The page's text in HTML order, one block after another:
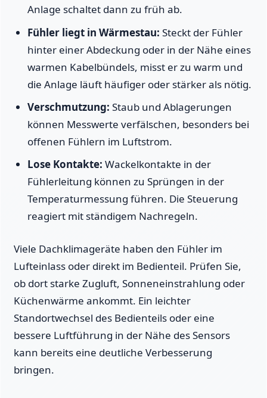
Anlage schaltet dann zu früh ab.
Fühler liegt in Wärmestau: Steckt der Fühler
hinter einer Abdeckung oder in der Nähe eines
warmen Kabelbündels, misst er zu warm und
die Anlage läuft häufiger oder stärker als nötig.
Verschmutzung: Staub und Ablagerungen
können Messwerte verfälschen, besonders bei
offenen Fühlern im Luftstrom.
Lose Kontakte: Wackelkontakte in der
Fühlerleitung können zu Sprüngen in der
Temperaturmessung führen. Die Steuerung
reagiert mit ständigem Nachregeln.
Viele Dachklimageräte haben den Fühler im
Lufteinlass oder direkt im Bedienteil. Prüfen Sie,
ob dort starke Zugluft, Sonneneinstrahlung oder
Küchenwärme ankommt. Ein leichter
Standortwechsel des Bedienteils oder eine
bessere Luftführung in der Nähe des Sensors
kann bereits eine deutliche Verbesserung
bringen.